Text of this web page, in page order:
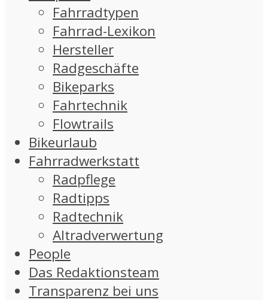
Fahrradtypen
Fahrrad-Lexikon
Hersteller
Radgeschäfte
Bikeparks
Fahrtechnik
Flowtrails
Bikeurlaub
Fahrradwerkstatt
Radpflege
Radtipps
Radtechnik
Altradverwertung
People
Das Redaktionsteam
Transparenz bei uns